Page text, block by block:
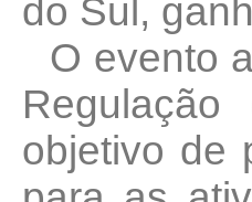
do Sul,
O evento
objetivo de